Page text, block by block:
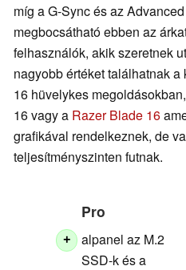
míg a G-Sync és az
megbocsátható ebben az
felhasználók, akik szeretnek
nagyobb értéket találhatnak
16 hüvelykes
16 vagy a Razer Blade 16
grafikával rendelkeznek, de
teljesítményszinten futnak.
Pro
+
alpanel az M.2
SSD-k és a